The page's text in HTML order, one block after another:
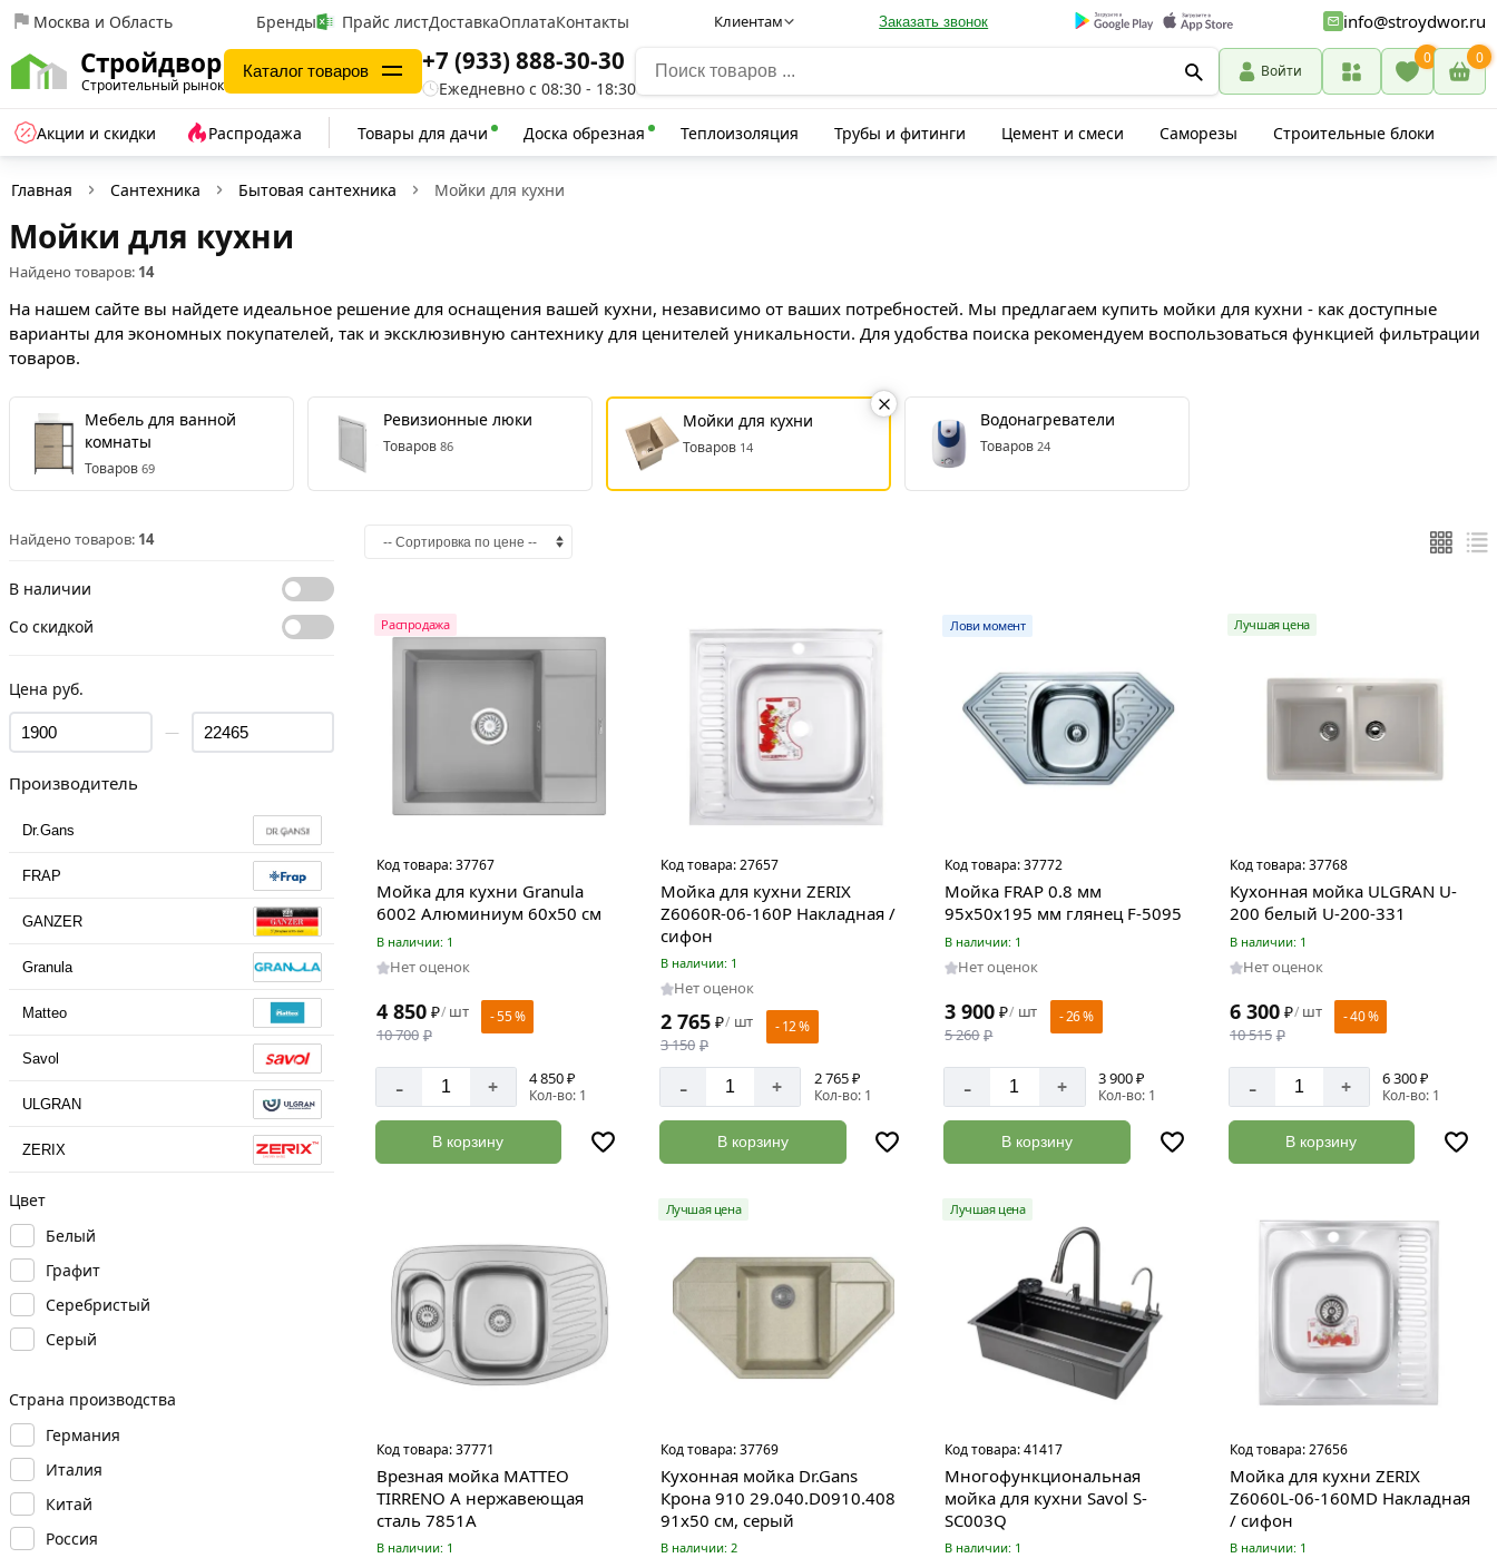
Москва и Область Бренды Прайс листДоставкаОплатаКонтакты Клиентам Заказать звонок info@stroydwor.ru
Стройдвор
Строительный рынок
Каталог товаров +7 (933) 888-30-30
Ежедневно с 08:30 - 18:30
Войти
0 0
Акции и скидки Распродажа Товары для дачи Доска обрезная Теплоизоляция Трубы и фитинги Цемент и смеси Саморезы Строительные блоки
Главная Сантехника Бытовая сантехника Мойки для кухни
Мойки для кухни
Найдено товаров: 14
На нашем сайте вы найдете идеальное решение для оснащения вашей кухни, независимо от ваших потребностей. Мы предлагаем купить мойки для кухни - как доступные
варианты для экономных покупателей, так и эксклюзивную сантехнику для ценителей уникальности. Для удобства поиска рекомендуем воспользоваться функцией фильтрации
товаров.
Мебель для ванной
комнаты
Товаров 69
Ревизионные люки
Товаров 86
Мойки для кухни
Товаров 14
Водонагреватели
Товаров 24
Найдено товаров: 14
В наличии
Со скидкой
Цена руб.
—
Производитель
Dr.Gans
FRAP
GANZER
Granula
Matteo
Savol
ULGRAN
ZERIX
Цвет
Белый
Графит
Серебристый
Серый
Страна производства
Германия
Италия
Китай
Россия
Распродажа
Код товара:37767
Мойка для кухни Granula
6002 Алюминиум 60х50 см
В наличии: 1
Нет оценок
4 850 ₽/ шт
10 700 ₽
- 55 %
- + 4 850 ₽
Кол-во: 1
В корзину
Код товара:27657
Мойка для кухни ZERIX
Z6060R-06-160P Накладная /
сифон
В наличии: 1
Нет оценок
2 765 ₽/ шт
3 150 ₽
- 12 %
- + 2 765 ₽
Кол-во: 1
В корзину
Лови момент
Код товара:37772
Мойка FRAP 0.8 мм
95х50х195 мм глянец F-5095
В наличии: 1
Нет оценок
3 900 ₽/ шт
5 260 ₽
- 26 %
- + 3 900 ₽
Кол-во: 1
В корзину
Лучшая цена
Код товара:37768
Кухонная мойка ULGRAN U-
200 белый U-200-331
В наличии: 1
Нет оценок
6 300 ₽/ шт
10 515 ₽
- 40 %
- + 6 300 ₽
Кол-во: 1
В корзину
Код товара:37771
Врезная мойка MATTEO
TIRRENO A нержавеющая
сталь 7851А
В наличии: 1
Лучшая цена
Код товара:37769
Кухонная мойка Dr.Gans
Крона 910 29.040.D0910.408
91x50 см, серый
В наличии: 2
Лучшая цена
Код товара:41417
Многофункциональная
мойка для кухни Savol S-
SC003Q
В наличии: 1
Код товара:27656
Мойка для кухни ZERIX
Z6060L-06-160MD Накладная
/ сифон
В наличии: 1